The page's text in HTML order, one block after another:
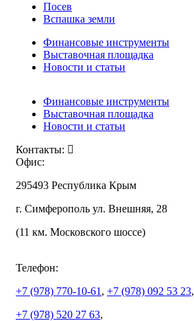
Посев
Вспашка земли
Финансовые инструменты
Выставочная площадка
Новости и статьи
Финансовые инструменты
Выставочная площадка
Новости и статьи
Контакты:
Офис:
295493 Республика Крым
г. Симферополь ул. Внешняя, 28
(11 км. Московского шоссе)
Телефон:
+7 (978) 770-10-61 , +7 (978) 092 53 23,
+7 (978) 520 27 63,